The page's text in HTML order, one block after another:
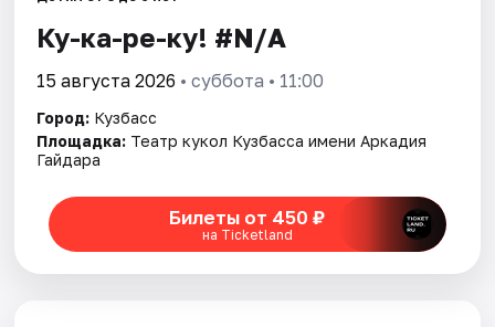
Ку-ка-ре-ку! #N/A
15 августа 2026 • суббота • 11:00
Город: Кузбасс
Площадка: Театр кукол Кузбасса имени Аркадия
Гайдара
Билеты от 450 ₽
на Ticketland